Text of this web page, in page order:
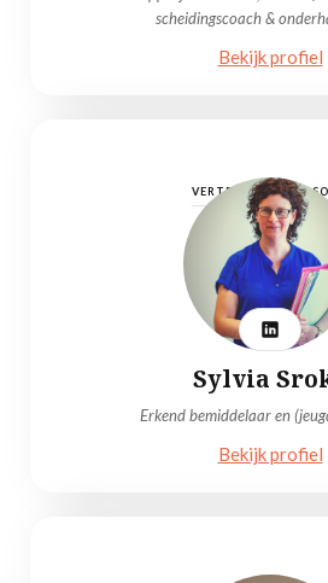
scheidingscoach &
Bekijk profiel
Sylvia
Erkend bemiddelaar en
Bekijk profiel